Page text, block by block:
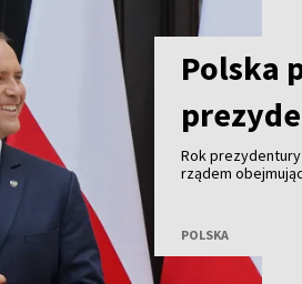
Polska
Rok prezydentury
rządem
napięcia w
POLSKA